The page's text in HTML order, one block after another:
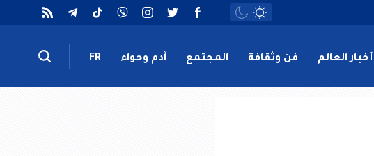
أخبار العالم فن وثقافة المجتمع آدم وحواء FR